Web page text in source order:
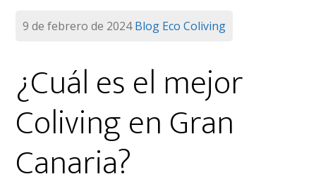
9 de febrero de 2024 Blog Eco Coliving
¿Cuál es el mejor
Coliving en Gran
Canaria?